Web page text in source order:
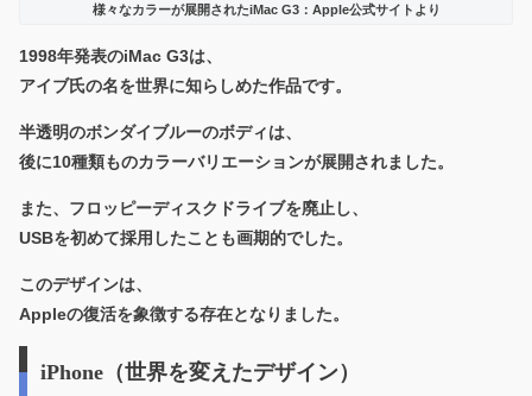
様々なカラーが展開されたiMac G3：Apple公式サイトより
1998年発表のiMac G3は、
アイブ氏の名を世界に知らしめた作品です。
半透明のボンダイブルーのボディは、
後に10種類ものカラーバリエーションが展開されました。
また、フロッピーディスクドライブを廃止し、
USBを初めて採用したことも画期的でした。
このデザインは、
Appleの復活を象徴する存在となりました。
iPhone（世界を変えたデザイン）